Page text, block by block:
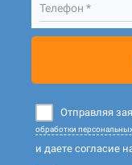
Телефон *
Отправляя
обработки
и даете согласие